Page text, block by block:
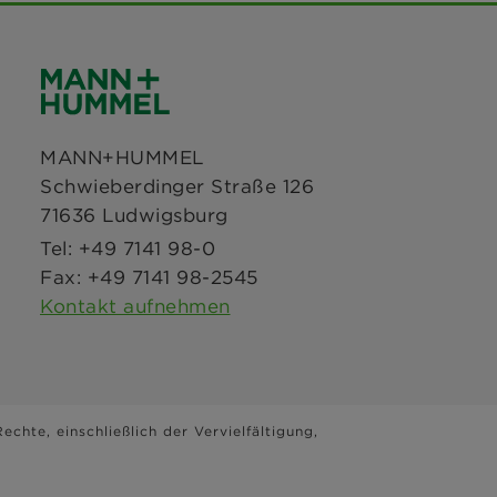
MANN+HUMMEL
Schwieberdinger Straße 126
71636 Ludwigsburg
Tel: +49 7141 98-0
Fax: +49 7141 98-2545
Kontakt aufnehmen
einschließlich der Vervielfältigung,